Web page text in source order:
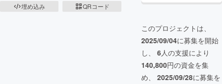
埋め込み
QRコード
このプロジェクトは、
2025/09/04に募集を開始
し、 6人の支援により
140,800円の資金を集
め、 2025/09/28に募集を